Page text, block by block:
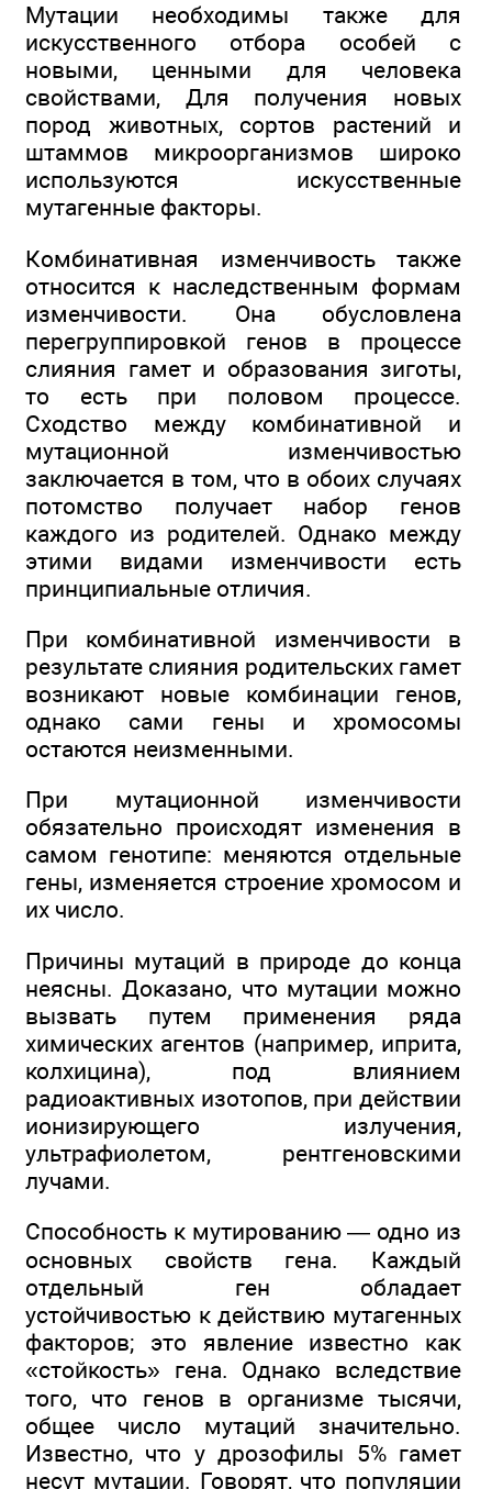
Мутации необходимы также для
искусственного отбора особей с
новыми, ценными для человека
свойствами, Для получения новых
пород животных, сортов растений и
штаммов микроорганизмов широко
используются искусственные
мутагенные факторы.
Комбинативная изменчивость также
относится к наследственным формам
изменчивости. Она обусловлена
перегруппировкой генов в процессе
слияния гамет и образования зиготы,
то есть при половом процессе.
Сходство между комбинативной и
мутационной изменчивостью
заключается в том, что в обоих случаях
потомство получает набор генов
каждого из родителей. Однако между
этими видами изменчивости есть
принципиальные отличия.
При комбинативной изменчивости в
результате слияния родительских гамет
возникают новые комбинации генов,
однако сами гены и хромосомы
остаются неизменными.
При мутационной изменчивости
обязательно происходят изменения в
самом генотипе: меняются отдельные
гены, изменяется строение хромосом и
их число.
Причины мутаций в природе до конца
неясны. Доказано, что мутации можно
вызвать путем применения ряда
химических агентов (например, иприта,
колхицина), под влиянием
радиоактивных изотопов, при действии
ионизирующего излучения,
ультрафиолетом, рентгеновскими
лучами.
Способность к мутированию — одно из
основных свойств гена. Каждый
отдельный ген обладает
устойчивостью к действию мутагенных
факторов; это явление известно как
«стойкость» гена. Однако вследствие
того, что генов в организме тысячи,
общее число мутаций значительно.
Известно, что у дрозофилы 5% гамет
несут мутации. Говорят, что популяции